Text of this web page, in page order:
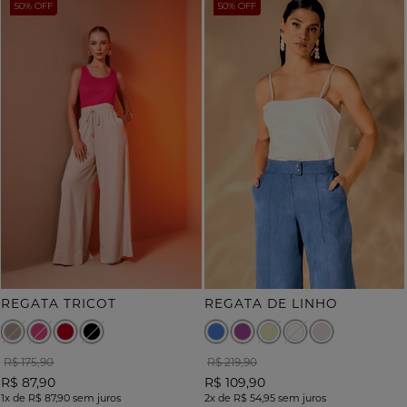
50% OFF
REGATA TRICOT
R$ 175,90
R$ 87,90
1x de R$ 87,90 sem juros
50% OFF
REGATA DE LINHO
R$ 219,90
R$ 109,90
2xde R$ 54,95sem juros